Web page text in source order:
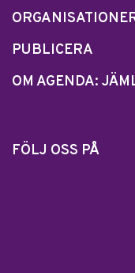
PUBLICERA
OM AGENDA:
FÖLJ OSS PÅ